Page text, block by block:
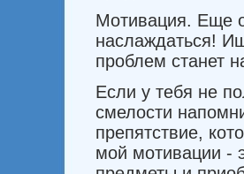
Мотивация. Еще
наслаждаться!
проблем станет
Если у тебя не
смелости
препятствие,
мой мотивации -